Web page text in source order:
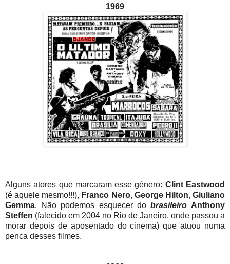
1969
Alguns atores que marcaram esse gênero: Clint Eastwood
(é aquele mesmo!!!), Franco Nero, George Hilton,Giuliano
Gemma. Não podemos esquecer do brasileiro Anthony
Steffen (falecido em 2004 no Rio de Janeiro, onde passou a
morar depois de aposentado do cinema) que atuou numa
penca desses filmes.